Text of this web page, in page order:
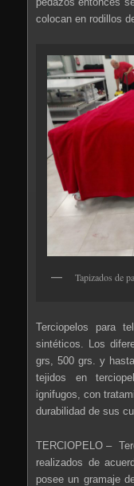
colocan en rodillos
Tapizados de
Terciopelos para
sintéticos. Los
grs, 500 grs. y
tejidos en
ignifugos, con
durabilidad de sus
TERCIOPELO –
realizados de
posee un gramaje